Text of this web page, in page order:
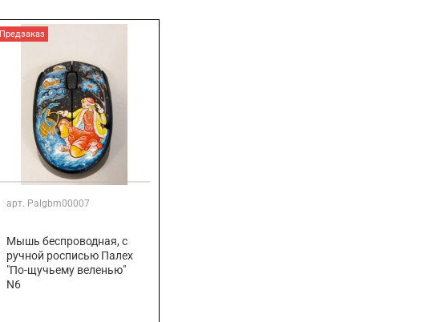
Предзаказ
арт. Palgbm00007
Мышь беспроводная, с
ручной росписью Палех
"По-щучьему веленью"
N6